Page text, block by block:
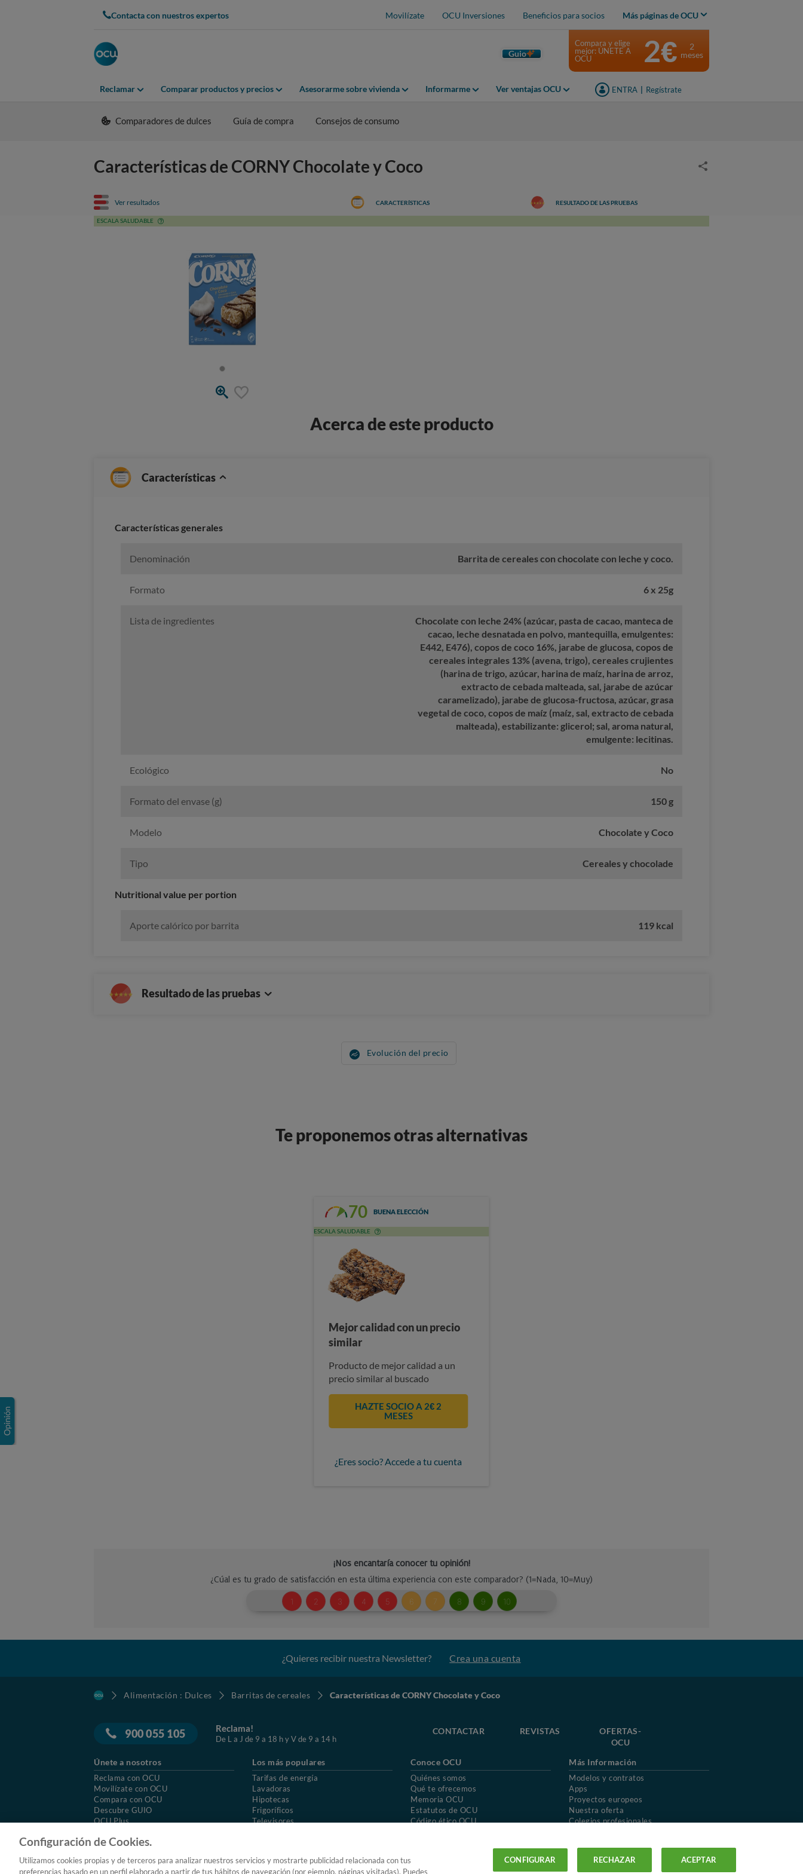
Contacta con nuestros expertos Movilízate OCU Inversiones Beneficios para socios Más páginas de OCU
Guio
Reclamar Comparar productos y precios Asesorarme sobre vivienda Informarme Ver ventajas OCU ENTRA Regístrate
Compara y elige
mejor: ÚNETE A
OCU
2€
2
meses
Comparadores de dulces Guía de compra Consejos de consumo
Características de CORNY Chocolate y Coco
Ver resultados
ESCALA SALUDABLE
CARACTERÍSTICAS RESULTADO DE LAS PRUEBAS
Acerca de este producto
Características
Características generales
Denominación Barrita de cereales con chocolate con leche y coco.
Formato 6 x 25g
Lista de ingredientes
Chocolate con leche 24% (azúcar, pasta de cacao, manteca de
cacao, leche desnatada en polvo, mantequilla, emulgentes:
E442, E476), copos de coco 16%, jarabe de glucosa, copos de
cereales integrales 13% (avena, trigo), cereales crujientes
(harina de trigo, azúcar, harina de maíz, harina de arroz,
extracto de cebada malteada, sal, jarabe de azúcar
caramelizado), jarabe de glucosa-fructosa, azúcar, grasa
vegetal de coco, copos de maíz (maíz, sal, extracto de cebada
malteada), estabilizante: glicerol; sal, aroma natural,
emulgente: lecitinas.
Ecológico No
Formato del envase (g) 150 g
Modelo Chocolate y Coco
Tipo Cereales y chocolade
Nutritional value per portion
Aporte calórico por barrita 119 kcal
Resultado de las pruebas
Evolución del precio
Te proponemos otras alternativas
70 BUENA ELECCIÓN
ESCALA SALUDABLE
Mejor calidad con un precio
similar
Producto de mejor calidad a un
precio similar al buscado
HAZTE SOCIO A 2€ 2
MESES
¿Eres socio? Accede a tu cuenta
¿Quieres recibir nuestra Newsletter? Crea una cuenta
Alimentación : Dulces Barritas de cereales Características de CORNY Chocolate y Coco
900 055 105 Reclama!
De L a J de 9 a 18 h y V de 9 a 14 h
CONTACTAR REVISTAS
OFERTAS-
OCU
Únete a nosotros
Reclama con OCU
Movilízate con OCU
Compara con OCU
Descubre GUIO
OCU Plus
Los más populares
Tarifas de energía
Lavadoras
Hipotecas
Frigoríficos
Televisores
Conoce OCU
Quiénes somos
Qué te ofrecemos
Memoria OCU
Estatutos de OCU
Código ético OCU
Más Información
Modelos y contratos
Apps
Proyectos europeos
Nuestra oferta
Colegios profesionales
Uso del nombre y de los signos de OCU
Aviso Legal
Política de cookies
Configuración de Cookies.
Utilizamos cookies propias y de terceros para analizar nuestros servicios y mostrarte publicidad relacionada con tus
preferencias basado en un perfil elaborado a partir de tus hábitos de navegación (por ejemplo, páginas visitadas). Puedes
CONFIGURAR RECHAZAR ACEPTAR